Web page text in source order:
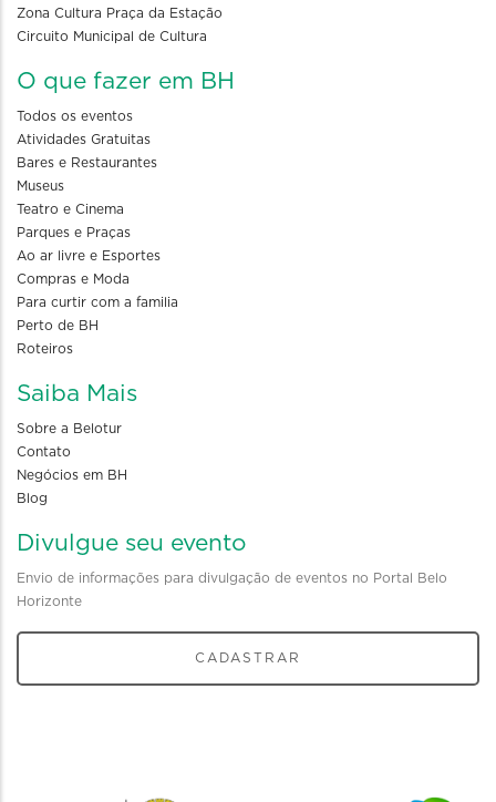
Zona Cultura Praça da Estação
Circuito Municipal de Cultura
O que fazer em BH
Todos os eventos
Atividades Gratuitas
Bares e Restaurantes
Museus
Teatro e Cinema
Parques e Praças
Ao ar livre e Esportes
Compras e Moda
Para curtir com a familia
Perto de BH
Roteiros
Saiba Mais
Sobre a Belotur
Contato
Negócios em BH
Blog
Divulgue seu evento
Envio de informações para divulgação de eventos no Portal Belo
Horizonte
CADASTRAR